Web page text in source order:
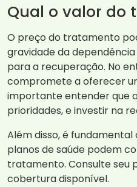
Qual o valor do
O preço do tratamento
gravidade da
para a recuperação. No
compromete a oferecer
importante entender que
prioridades, e investir na
Além disso, é
planos de saúde podem
tratamento. Consulte seu
cobertura disponível.